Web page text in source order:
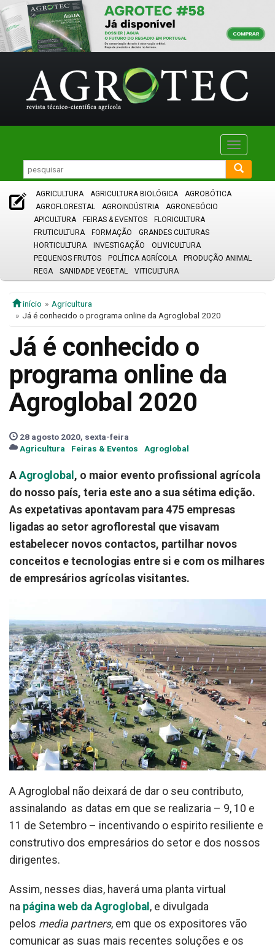
Toggle
AGRICULTURA AGRICULTURA BIOLÓGICA
AGROBÓTICA
AGROFLORESTAL
AGROINDÚSTRIA
AGRONEGÓCIO
APICULTURA
FEIRAS & EVENTOS
FLORICULTURA
FRUTICULTURA
FORMAÇÃO
GRANDES CULTURAS
HORTICULTURA
INVESTIGAÇÃO
OLIVICULTURA
PEQUENOS FRUTOS
POLÍTICA AGRÍCOLA
PRODUÇÃO ANIMAL
REGA
SANIDADE VEGETAL VITICULTURA
início
Agricultura
Já é conhecido o programa online da Agroglobal 2020
Já é conhecido o
programa online da
Agroglobal 2020
28 agosto 2020, sexta-feira
Agricultura
Feiras & Eventos Agroglobal
A Agroglobal , o maior evento profissional agrícola
do nosso país, teria este ano a sua sétima edição.
As expetativas apontavam para 475 empresas
ligadas ao setor agroflorestal que visavam
estabelecer novos contactos, partilhar novos
conceitos e tecnologias entre si e com os milhares
de empresários agrícolas visitantes.
A Agroglobal não deixará de dar o seu contributo,
assinalando as datas em que se realizaria – 9, 10 e
11 de Setembro – incentivando o espirito resiliente e
construtivo dos empresários do setor e dos nossos
dirigentes.
Assim, nesses dias, haverá uma planta virtual
na página web da Agroglobal , e divulgada
pelos media partners, em que os expositores vão
comunicar as suas mais recentes soluções e os